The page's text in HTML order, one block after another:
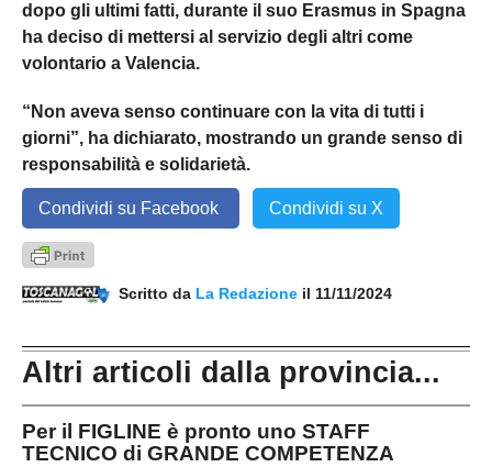
dopo gli ultimi fatti, durante il suo Erasmus in Spagna
ha deciso di mettersi al servizio degli altri come
volontario a Valencia.
“Non aveva senso continuare con la vita di tutti i
giorni”, ha dichiarato, mostrando un grande senso di
responsabilità e solidarietà.
Condividi su Facebook Condividi su X
Scritto da La Redazione il 11/11/2024
Altri articoli dalla provincia...
Per il FIGLINE è pronto uno STAFF
TECNICO di GRANDE COMPETENZA